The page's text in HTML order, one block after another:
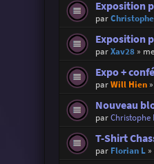
Exposition
par
Exposition
parXav28»
Expo +
parWill Hien»
Nouveau
parChristophe
T-Shirt
par Florian L»